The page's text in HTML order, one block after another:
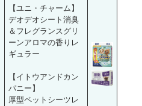
【ユニ・チャーム】
デオデオシート消臭
＆フレグランスグリ
ーンアロマの香りレ
ギュラー
【イトウアンドカン
パニー】
厚型ペットシーツレ